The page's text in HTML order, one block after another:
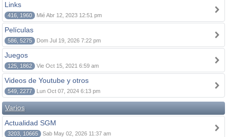
Links
416, 1960 Mié Abr 12, 2023 12:51 pm
Películas
586, 5275 Dom Jul 19, 2026 7:22 pm
Juegos
125, 1862 Vie Oct 15, 2021 6:59 am
Videos de Youtube y otros
549, 2277 Lun Oct 07, 2024 6:13 pm
Varios
Actualidad SGM
3203, 10665 Sab May 02, 2026 11:37 am